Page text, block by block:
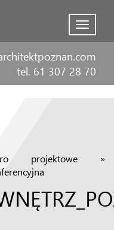
Menu
tel. 61 307 28 70
projektowe »